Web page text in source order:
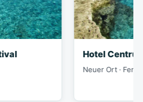
Hotel Centrum
Neuer Ort · Ferienanlage